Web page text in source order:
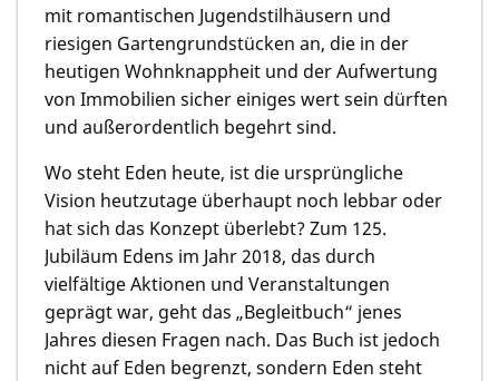
mit romantischen Jugendstilhäusern und
riesigen Gartengrundstücken an, die in der
heutigen Wohnknappheit und der Aufwertung
von Immobilien sicher einiges wert sein dürften
und außerordentlich begehrt sind.
Wo steht Eden heute, ist die ursprüngliche
Vision heutzutage überhaupt noch lebbar oder
hat sich das Konzept überlebt? Zum 125.
Jubiläum Edens im Jahr 2018, das durch
vielfältige Aktionen und Veranstaltungen
geprägt war, geht das „Begleitbuch“ jenes
Jahres diesen Fragen nach. Das Buch ist jedoch
nicht auf Eden begrenzt, sondern Eden steht